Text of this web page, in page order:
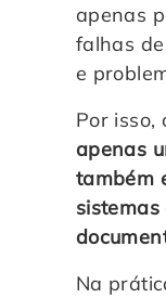
apenas
falhas
e
Por isso,
apenas
também
Na